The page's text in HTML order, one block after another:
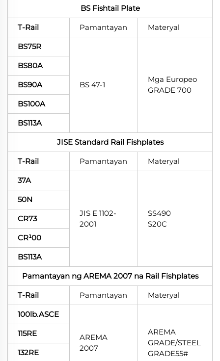
BS Fishtail Plate
T-Rail Pamantayan Materyal
BS75R
BS 47-1
Mga Europeo
GRADE 700
BS80A
BS90A
BS100A
BS113A
JISE Standard Rail Fishplates
T-Rail Pamantayan Materyal
37A
JIS E 1102-
2001
SS490
S20C
50N
CR73
CR¹00
BS113A
Pamantayan ng AREMA 2007 na Rail Fishplates
T-Rail Pamantayan Materyal
100lb.ASCE
AREMA
2007
AREMA
GRADE/STEEL
GRADE55#
115RE
132RE